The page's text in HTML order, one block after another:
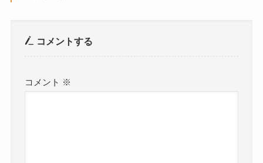
コメントする
コメント ※